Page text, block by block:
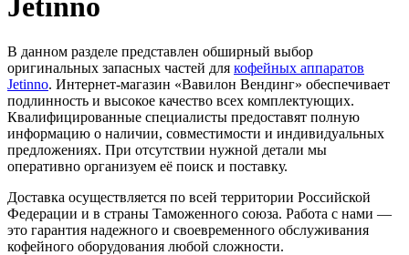
Jetinno
В данном разделе представлен обширный выбор
оригинальных запасных частей для кофейных аппаратов
Jetinno. Интернет-магазин «Вавилон Вендинг» обеспечивает
подлинность и высокое качество всех комплектующих.
Квалифицированные специалисты предоставят полную
информацию о наличии, совместимости и индивидуальных
предложениях. При отсутствии нужной детали мы
оперативно организуем её поиск и поставку.
Доставка осуществляется по всей территории Российской
Федерации и в страны Таможенного союза. Работа с нами —
это гарантия надежного и своевременного обслуживания
кофейного оборудования любой сложности.